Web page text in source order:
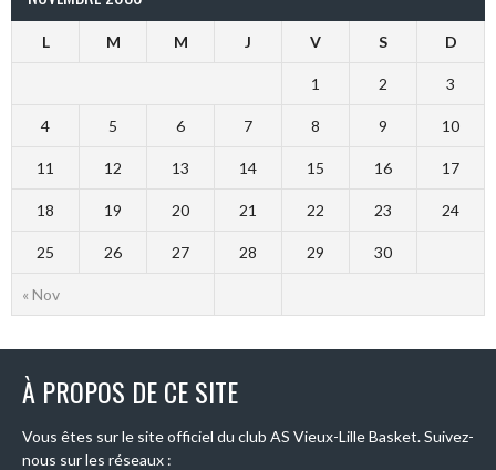
L M M J V S D
« Nov
1 2 3
4 5 6 7 8 9 10
11 12 13 14 15 16 17
18 19 20 21 22 23 24
25 26 27 28 29 30
À PROPOS DE CE SITE
Vous êtes sur le site officiel du club AS Vieux-Lille Basket. Suivez-
nous sur les réseaux :